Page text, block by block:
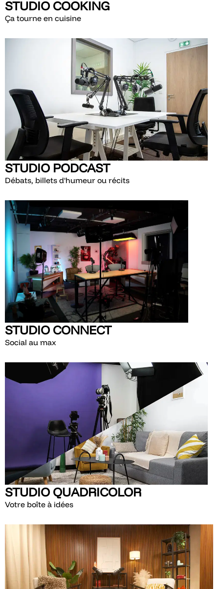
STUDIO COOKING
Ça tourne en cuisine
STUDIO PODCAST
Débats, billets d'humeur ou récits
STUDIO CONNECT
Social au max
STUDIO QUADRICOLOR
Votre boîte à idées